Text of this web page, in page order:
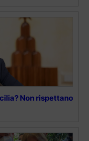
Non rispettano